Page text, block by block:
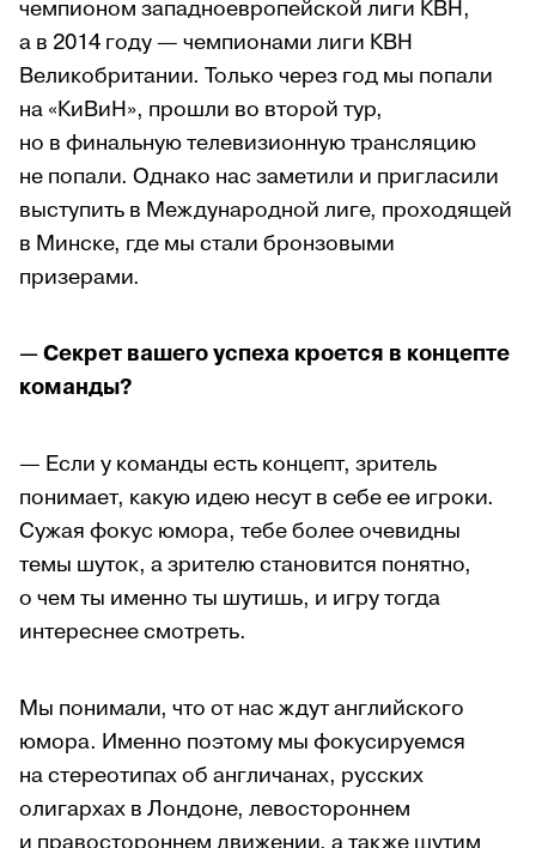
чемпионом западноевропейской лиги КВН,
а в 2014 году — чемпионами лиги КВН
Великобритании. Только через год мы попали
на «КиВиН», прошли во второй тур,
но в финальную телевизионную трансляцию
не попали. Однако нас заметили и пригласили
выступить в Международной лиге, проходящей
в Минске, где мы стали бронзовыми
призерами.
— Секрет вашего успеха кроется в концепте
команды?
— Если у команды есть концепт, зритель
понимает, какую идею несут в себе ее игроки.
Сужая фокус юмора, тебе более очевидны
темы шуток, а зрителю становится понятно,
о чем ты именно ты шутишь, и игру тогда
интереснее смотреть.
Мы понимали, что от нас ждут английского
юмора. Именно поэтому мы фокусируемся
на стереотипах об англичанах, русских
олигархах в Лондоне, левостороннем